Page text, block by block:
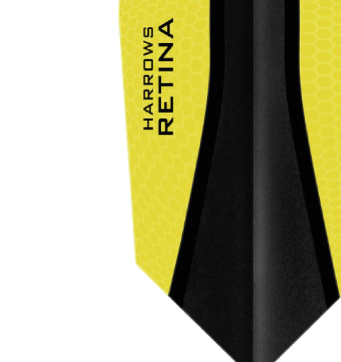
Öffnungszeiten
Adresse, Anfahrt
🎯 FlowLiga Push – Z18 Community Challenge
Teilnahmebedingungen – FlowLiga Push Z18
Cashout Tabellen
Jugendsponsoring
Hall of Fame
Ewige Tabellen